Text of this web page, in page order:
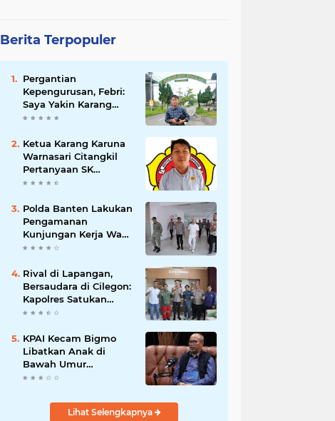
Berita Terpopuler
Pergantian
Kepengurusan, Febri:
Saya Yakin Karang
Taruna Wanakarsa
Kepemimpinan Bung
Entus Jauh Membawa
Manfaat
Ketua Karang Karuna
Warnasari Citangkil
Pertanyaan SK
Karetaker dan Urgensi
Berduka
Polda Banten Lakukan
Pengamanan
Kunjungan Kerja Wakil
Presiden RI
Rival di Lapangan,
Bersaudara di Cilegon:
Kapolres Satukan
Viking dan Jak Mania
Piala Presiden 2026
KPAI Kecam Bigmo
Libatkan Anak di
Bawah Umur
Promosikan Liquid
Bertindak Tegas
Lihat Selengkapnya